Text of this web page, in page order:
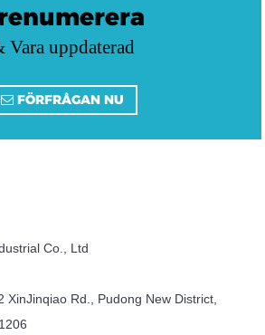
Vara uppdaterad
FÖRFRÅGAN NU
Co., Ltd
XinJinqiao Rd., Pudong New District,